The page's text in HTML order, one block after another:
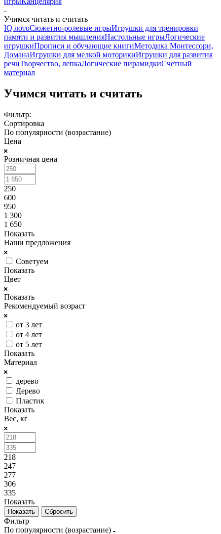
-
Учимся читать и считать
IQ лотоСюжетно-ролевые игрыИгрушки для тренировки
памяти и развития мышленияНастольные игрыЛогические
игрушкиПрописи и обучающие книгиМетодика Монтессори,
ДоманаИгрушки для мелкой моторикиИгрушки для развития
речиТворчество, лепкаЛогические пирамидкиСчетный
материал
Учимся читать и считать
Фильтр:
Сортировка
По популярности (возрастание)
Цена
Розничная цена
250
600
950
1 300
1 650
Показать
Наши предложения
Советуем
Показать
Цвет
Показать
Рекомендуемый возраст
от 3 лет
от 4 лет
от 5 лет
Показать
Материал
дерево
Дерево
Пластик
Показать
Вес, кг
218
247
277
306
335
Показать
Сбросить
Фильтр
По популярности (возрастание)